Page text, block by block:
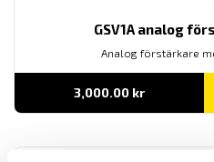
GSV1A analog
Analog förstärkare
3,000.00 kr